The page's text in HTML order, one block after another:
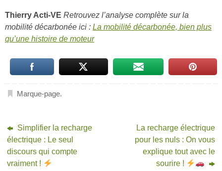
Thierry Acti-VE Retrouvez l’analyse complète sur la
mobilité décarbonée ici : La mobilité décarbonée, bien plus
qu’une histoire de moteur
Marque-page.
Simplifier la recharge
électrique : Le seul
discours qui compte
vraiment !
La recharge électrique
pour les nuls : On vous
explique tout avec le
sourire !